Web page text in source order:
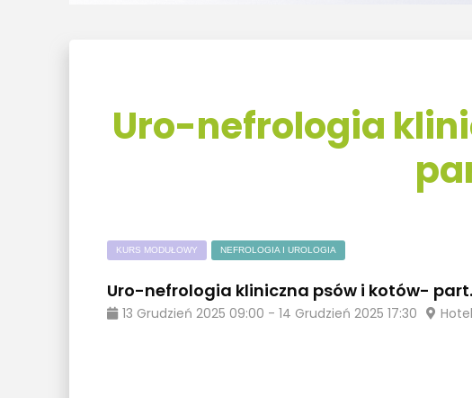
Uro-nefrologia
KURS MODUŁOWY NEFROLOGIA I UROLOGIA
Uro-nefrologia kliniczna psów i kotów-
13 Grudzień 2025 09:00 -14 Grudzień 2025 17:30